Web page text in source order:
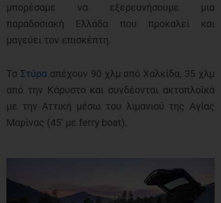
μπορέσαμε να εξερευνήσουμε μια
παραδοσιακή Ελλάδα που προκαλεί και
μαγεύει τον επισκέπτη.
Τα Στύρααπέχουν 90 χλμ από Χαλκίδα, 35 χλμ
από την Κάρυστο και συνδέονται ακτοπλοϊκά
με την Αττική μέσω του λιμανιού της Αγίας
Μαρίνας (45’ με ferry boat).